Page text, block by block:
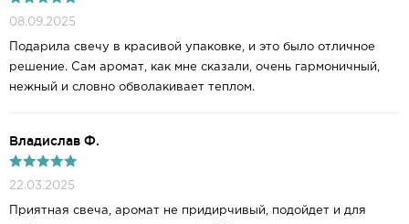
08.09.2025
Подарила свечу в красивой упаковке, и это было отличное
решение. Сам аромат, как мне сказали, очень гармоничный,
нежный и словно обволакивает теплом.
Владислав Ф.
22.03.2025
Приятная свеча, аромат не придирчивый, подойдет и для